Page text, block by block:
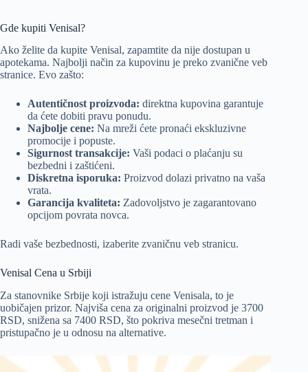
Gde kupiti Venisal?
Ako želite da kupite Venisal, zapamtite da nije dostupan u
apotekama. Najbolji način za kupovinu je preko zvanične veb
stranice. Evo zašto:
Autentičnost proizvoda: direktna kupovina garantuje
da ćete dobiti pravu ponudu.
Najbolje cene: Na mreži ćete pronaći ekskluzivne
promocije i popuste.
Sigurnost transakcije: Vaši podaci o plaćanju su
bezbedni i zaštićeni.
Diskretna isporuka: Proizvod dolazi privatno na vaša
vrata.
Garancija kvaliteta: Zadovoljstvo je zagarantovano
opcijom povrata novca.
Radi vaše bezbednosti, izaberite zvaničnu veb stranicu.
Venisal Cena u Srbiji
Za stanovnike Srbije koji istražuju cene Venisala, to je
uobičajen prizor. Najviša cena za originalni proizvod je 3700
RSD, snižena sa 7400 RSD, što pokriva mesečni tretman i
pristupačno je u odnosu na alternative.